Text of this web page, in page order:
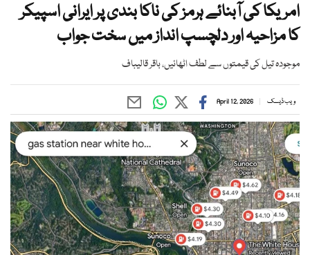
امریکا کی آبنائے ہرمز کی ناکا بندی پر ایرانی اسپیکر
کا مزاحیہ اور دلچسپ انداز میں سخت جواب
موجودہ تیل کی قیمتوں سے لطف اٹھائیں، باقر قالیباف
ویب ڈیسک April 12, 2026